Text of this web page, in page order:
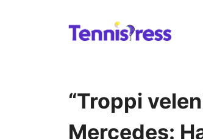
“Troppi
Mercedes: